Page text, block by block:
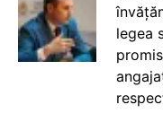
legea